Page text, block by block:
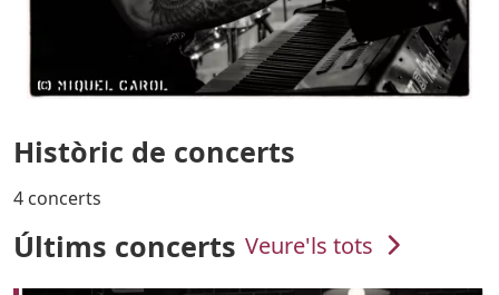
Històric de concerts
4 concerts
Últims concerts Veure'ls tots